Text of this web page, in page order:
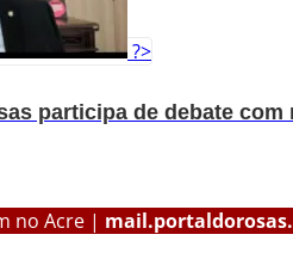
?>
participa de debate
no Acre |